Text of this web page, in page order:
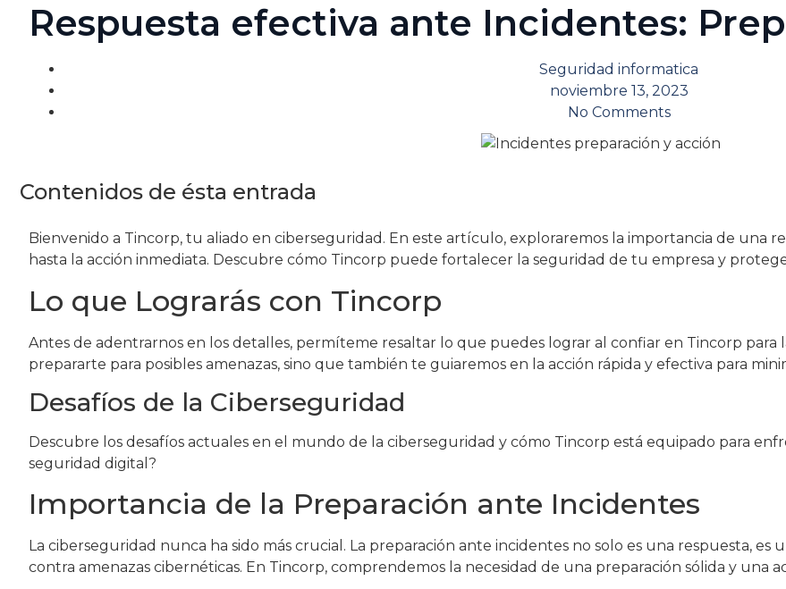
Respuesta efectiva ante Incidentes:
Seguridad informatica
noviembre 13, 2023
No Comments
Contenidos de ésta entrada
Bienvenido a Tincorp, tu aliado en ciberseguridad. En este artículo, exploraremos la importancia de una
hasta la acción inmediata. Descubre cómo Tincorp puede fortalecer la seguridad de tu empresa y
Lo que Lograrás con Tincorp
Antes de adentrarnos en los detalles, permíteme resaltar lo que puedes lograr al confiar en Tincorp para
prepararte para posibles amenazas, sino que también te guiaremos en la acción rápida y efectiva para
Desafíos de la Ciberseguridad
Descubre los desafíos actuales en el mundo de la ciberseguridad y cómo Tincorp está equipado para
seguridad digital?
Importancia de la Preparación ante Incidentes
La ciberseguridad nunca ha sido más crucial. La preparación ante incidentes no solo es una respuesta,
contra amenazas cibernéticas. En Tincorp, comprendemos la necesidad de una preparación sólida y una